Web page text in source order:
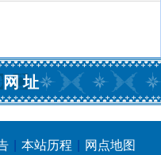
址
| 本站历程 | 网点地图